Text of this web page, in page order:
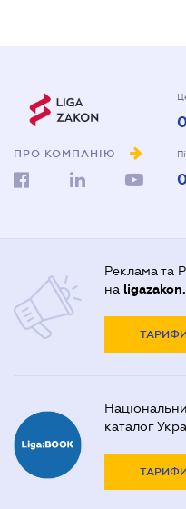
ПРО КОМПАНІЮ
Реклама та
на
каталог